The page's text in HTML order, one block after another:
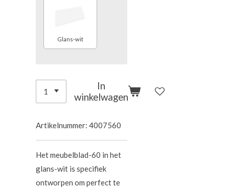
Glans-wit
In
winkelwagen
Artikelnummer: 4007560
Het meubelblad-60 in het
glans-wit is specifiek
ontworpen om perfect te